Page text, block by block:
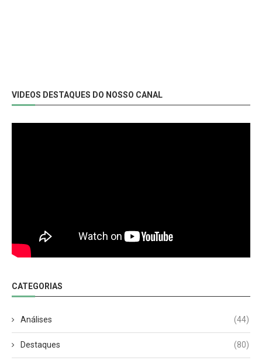
VIDEOS DESTAQUES DO NOSSO CANAL
CATEGORIAS
Análises (44)
Destaques (80)